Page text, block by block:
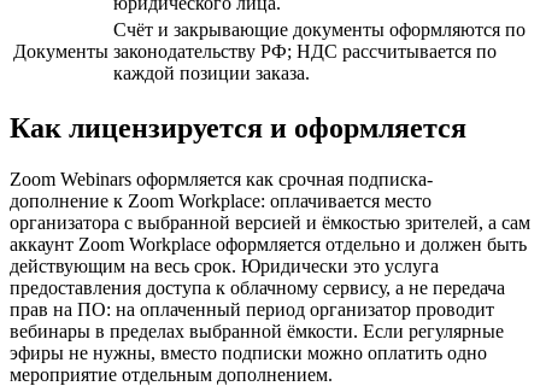
Документы
Счёт и закрывающие документы оформляются по
законодательству РФ; НДС рассчитывается по
каждой позиции заказа.
Как лицензируется и оформляется
Zoom Webinars оформляется как срочная подписка-
дополнение к Zoom Workplace: оплачивается место
организатора с выбранной версией и ёмкостью зрителей, а сам
аккаунт Zoom Workplace оформляется отдельно и должен быть
действующим на весь срок. Юридически это услуга
предоставления доступа к облачному сервису, а не передача
прав на ПО: на оплаченный период организатор проводит
вебинары в пределах выбранной ёмкости. Если регулярные
эфиры не нужны, вместо подписки можно оплатить одно
мероприятие отдельным дополнением.